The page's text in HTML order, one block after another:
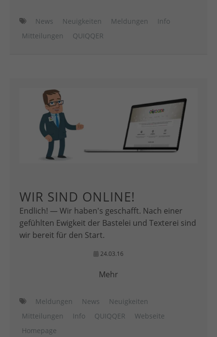
News Neuigkeiten Meldungen
Info
Mitteilungen
QUIQQER
WIR SIND ONLINE!
Endlich! — Wir haben's geschafft. Nach einer
gefühlten Ewigkeit der Bastelei und Texterei sind
wir bereit für den Start.
24.03.16
Mehr
Meldungen News
Neuigkeiten
Mitteilungen
Info QUIQQER
Webseite
Homepage